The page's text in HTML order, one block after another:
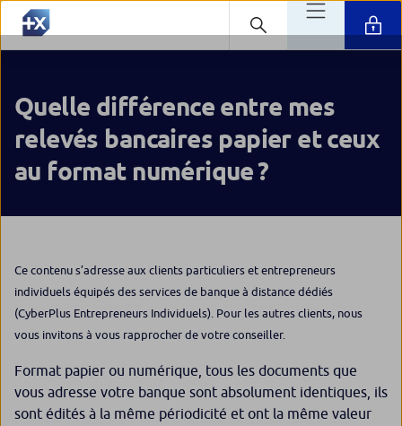
Quelle différence entre mes
relevés bancaires papier et ceux
au format numérique ?
Ce contenu s’adresse aux clients particuliers et entrepreneurs
individuels équipés des services de banque à distance dédiés
(CyberPlus Entrepreneurs Individuels). Pour les autres clients, nous
vous invitons à vous rapprocher de votre conseiller.
Format papier ou numérique, tous les documents que
vous adresse votre banque sont absolument identiques, ils
sont édités à la même périodicité et ont la même valeur